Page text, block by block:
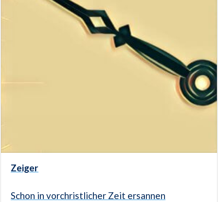
Zeiger
Schon in vorchristlicher Zeit ersannen